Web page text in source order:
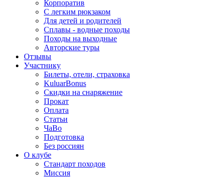
Корпоратив
С легким рюкзаком
Для детей и родителей
Сплавы - водные походы
Походы на выходные
Авторские туры
Отзывы
Участнику
Билеты, отели, страховка
KuluarBonus
Скидки на снаряжение
Прокат
Оплата
Статьи
ЧаВо
Подготовка
Без россиян
О клубе
Стандарт походов
Миссия